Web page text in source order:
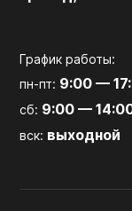
График работы:
пн-пт: 9:00 —
сб: 9:00 —
вск: выходной